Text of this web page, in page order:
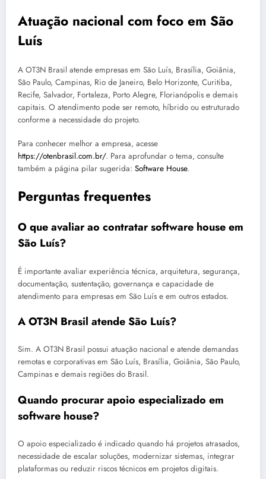
Atuação nacional com foco em São
Luís
A OT3N Brasil atende empresas em São Luís, Brasília, Goiânia,
São Paulo, Campinas, Rio de Janeiro, Belo Horizonte, Curitiba,
Recife, Salvador, Fortaleza, Porto Alegre, Florianópolis e demais
capitais. O atendimento pode ser remoto, híbrido ou estruturado
conforme a necessidade do projeto.
Para conhecer melhor a empresa, acesse
https://otenbrasil.com.br/. Para aprofundar o tema, consulte
também a página pilar sugerida: Software House.
Perguntas frequentes
O que avaliar ao contratar software house em
São Luís?
É importante avaliar experiência técnica, arquitetura, segurança,
documentação, sustentação, governança e capacidade de
atendimento para empresas em São Luís e em outros estados.
A OT3N Brasil atende São Luís?
Sim. A OT3N Brasil possui atuação nacional e atende demandas
remotas e corporativas em São Luís, Brasília, Goiânia, São Paulo,
Campinas e demais regiões do Brasil.
Quando procurar apoio especializado em
software house?
O apoio especializado é indicado quando há projetos atrasados,
necessidade de escalar soluções, modernizar sistemas, integrar
plataformas ou reduzir riscos técnicos em projetos digitais.